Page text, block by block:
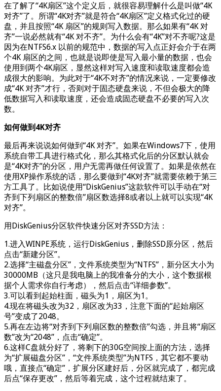
在了解了“4K扇区”这个定义后，就很容易理解什么是叫做“4K
对齐”了。所谓“4K对齐”就是符合“4K扇区”定义格式化过的硬
盘，并且按照“4K 扇区”的规则写入数据。那么如果有“4K 对
齐”一说必然就有“4K 对不齐”。为什么会有“4K”对不齐呢?这是
因为在NTFS6.x 以前的规范中，数据的写入点正好会介于在两
个4K 扇区的之间，也就是说即使是写入最小量的数据，也会
使用到两个4K扇区，显然这样对写入速度和读取速度都会造
成很大的影响。为此对于“4K不对齐”的情况来说，一定要修改
成“4K 对齐”才行，否则对于固态硬盘来说，不但会极大的降
低数据写入和读取速度，还会造成固态硬盘不必要的写入次
数。
如何做到4K对齐
最后再来说说如何做到“4K 对齐”。如果在Windows7下，使用
系统自带工具进行格式化，那么其格式化后的分区默认就会
是“4K对齐”的分区，用户无需再做任何设置了。如果是依然在
使用XP操作系统的话，那么要做到“4K对齐”就需要依赖于第三
方工具了。比如说使用“DiskGenius”这款软件可以手动在“对
齐到下列扇区的整数倍”扇区数选择8或者以上就可以实现“4K
对齐”。
用DiskGenius分区软件快速分区对齐SSD方法：
1.进入WINPE系统，运行DiskGenius，删除SSD原分区，然后
点击“新建分区”。
2.选择“主磁盘分区”，文件系统类型为“NTFS”，新分区大小为
30000MB（这只是我电脑上的我准备分的大小，这个数据根
据个人需求你自行考虑），然后点击“详细参数”。
3.可以看到起始柱面，磁头为1，扇区为1。
4.现在将磁头改为32，扇区改为33，注意下面的“起始扇区
号”变成了2048。
5.再在左边将“对齐到下列扇区数的整数倍”勾选，并且将“扇区
数”改为“2048”，点击“确定”。
6.这样C盘就分好了，将剩下的30G空间按上面的方法，选择
为“扩展磁盘分区”，“文件系统类型”为NTFS，其它都不要动
哦，直接点“确定”，扩展分区建好后，分区就完成了，都完成
后点“保存更改”，然后等着完成，这个过程就结束了。